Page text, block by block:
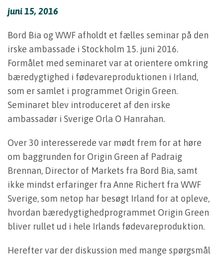
juni 15, 2016
Bord Bia og WWF afholdt et fælles seminar på den
irske ambassade i Stockholm 15. juni 2016.
Formålet med seminaret var at orientere omkring
bæredygtighed i fødevareproduktionen i Irland,
som er samlet i programmet Origin Green.
Seminaret blev introduceret af den irske
ambassadør i Sverige Orla O Hanrahan.
Over 30 interesserede var mødt frem for at høre
om baggrunden for Origin Green af Padraig
Brennan, Director of Markets fra Bord Bia, samt
ikke mindst erfaringer fra Anne Richert fra WWF
Sverige, som netop har besøgt Irland for at opleve,
hvordan bæredygtighedprogrammet Origin Green
bliver rullet ud i hele Irlands fødevareproduktion.
Herefter var der diskussion med mange spørgsmål